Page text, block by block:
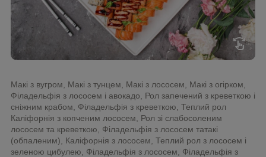
swipe
Макі з вугром, Макі з тунцем, Макі з лососем, Макі з огірком,
Філадельфія з лососем і авокадо, Рол запечений з креветкою і
сніжним крабом, Філадельфія з креветкою, Теплий рол
Каліфорнія з копченим лососем, Рол зі слабосоленим
лососем та креветкою, Філадельфія з лососем татакі
(обпаленим), Каліфорнія з лососем, Теплий рол з лососем і
зеленою цибулею, Філадельфія з лососем, Філадельфія з